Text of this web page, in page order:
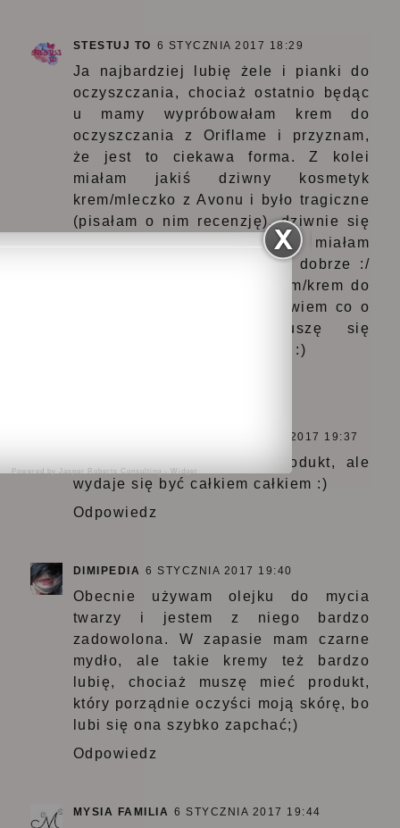
STESTUJ TO 6 STYCZNIA 2017 18:29
Ja najbardziej lubię żele i pianki do
oczyszczania, chociaż ostatnio będąc
u mamy wypróbowałam krem do
oczyszczania z Oriflame i przyznam,
że jest to ciekawa forma. Z kolei
miałam jakiś dziwny kosmetyk
krem/mleczko z Avonu i było tragiczne
(pisałam o nim recenzję), dziwnie się
rozprowadzał na twarzy i miałam
wrażenie, że nie oczyszcza dobrze :/
teraz testuję z Eveline serum/krem do
mycia twarzy i jeszcze nie wiem co o
nim sądzić, chyba muszę się
przyzwyczaić do takiej formy :)
6 STYCZNIA 2017 19:37
Pierwszy raz widzę ten produkt, ale
wydaje się być całkiem całkiem :)
Odpowiedz
DIMIPEDIA 6 STYCZNIA 2017 19:40
Obecnie używam olejku do mycia
twarzy i jestem z niego bardzo
zadowolona. W zapasie mam czarne
mydło, ale takie kremy też bardzo
lubię, chociaż muszę mieć produkt,
który porządnie oczyści moją skórę, bo
lubi się ona szybko zapchać;)
Odpowiedz
MYSIA FAMILIA 6 STYCZNIA 2017 19:44
Powered byJasper Roberts Consulting -Widget